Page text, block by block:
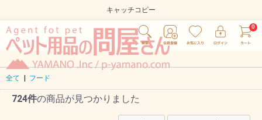
キャッチコピー
全て フード
724件の商品が見つかりました